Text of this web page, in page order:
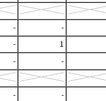
- -
- 1
- -
- -